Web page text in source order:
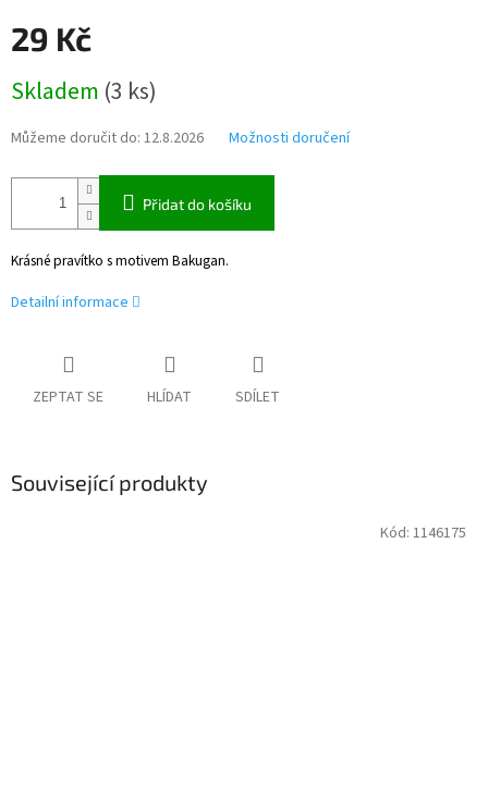
29 Kč
cena:
Skladem (3 ks)
Můžeme doručit do: 12.8.2026 Možnosti doručení
Přidat do košíku
Krásné pravítko s motivem Bakugan.
Detailní informace
ZEPTAT SE HLÍDAT SDÍLET
Související produkty
Kód: 1146175